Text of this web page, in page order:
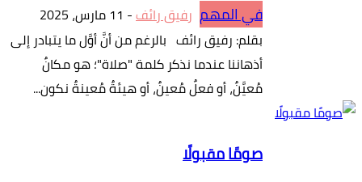
في المهم رفيق رائف- 11 مارس، 2025
بقلم: رفيق رائف بالرغم من أنَّ أوَّل ما يتبادر إلى
أذهاننا عندما نذكر كلمة "صلاة"؛ هو مكانٌ
مُعيَّنٌ، أو فعلٌ مُعينٌ، أو هيئةٌ مُعينةٌ نكون...
صومًا مقبولًا